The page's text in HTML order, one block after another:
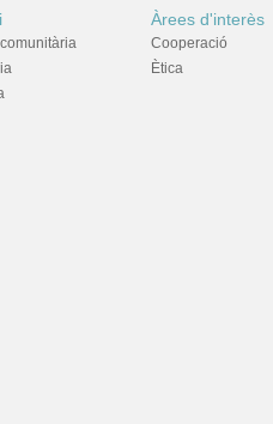
Àrees d'interès
Cooperació
Ètica